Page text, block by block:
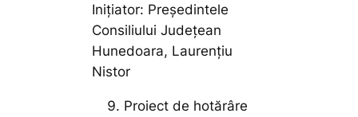
Inițiator: Președintele
Consiliului Județean
Hunedoara, Laurențiu
Nistor
Proiect de hotărâre